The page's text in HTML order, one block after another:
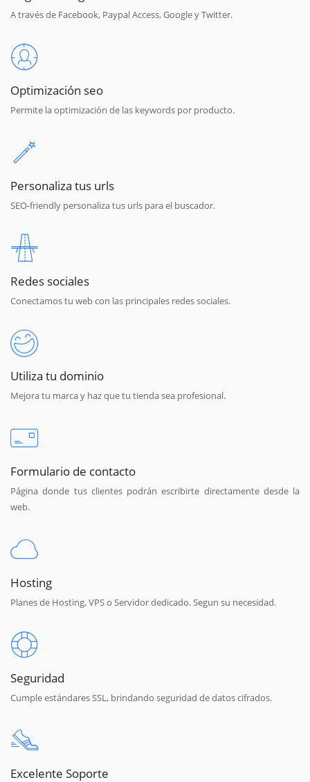
A través de Facebook, Paypal Access, Google y Twitter.
Optimización seo
Permite la optimización de las keywords por producto.
Personaliza tus urls
SEO-friendly personaliza tus urls para el buscador.
Redes sociales
Conectamos tu web con las principales redes sociales.
Utiliza tu dominio
Mejora tu marca y haz que tu tienda sea profesional.
Formulario de contacto
Página donde tus clientes podrán escribirte directamente desde la
web.
Hosting
Planes de Hosting, VPS o Servidor dedicado. Segun su necesidad.
Seguridad
Cumple estándares SSL, brindando seguridad de datos cifrados.
Excelente Soporte